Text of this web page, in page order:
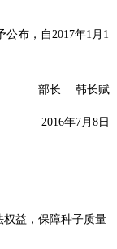
布，自2017年1月1
部长 韩长赋
2016年7月8日
益，保障种子质量